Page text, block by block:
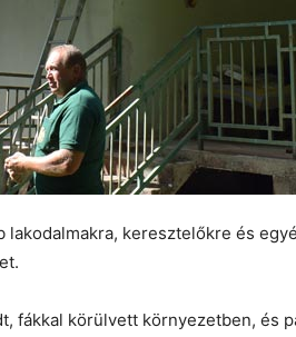
keresztelőkre és
fákkal körülvett környezetben, és